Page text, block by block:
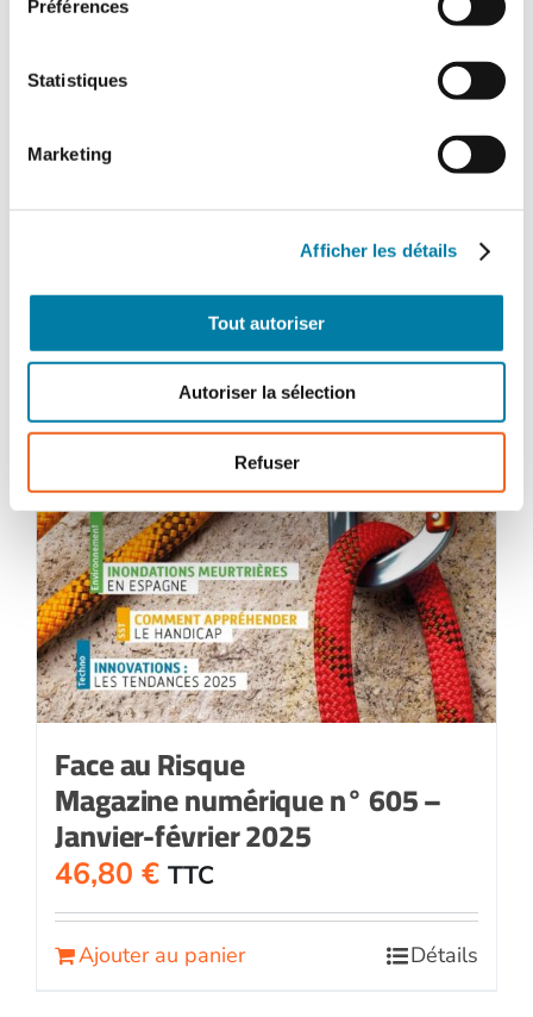
Préférences
Statistiques
Marketing
Afficher les détails
Tout autoriser
Autoriser la sélection
Refuser
Face au Risque
Magazine numérique n° 605 –
Janvier-février 2025
46,80 € TTC
Ajouter au panier Détails